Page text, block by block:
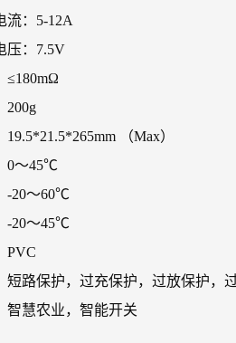
流：5-12A
压：7.5V
≤180mΩ
200g
（Max）
0～45℃
-20～60℃
-20～45℃
PVC
短路保护，过充保护，过放保护，
智慧农业，智能开关